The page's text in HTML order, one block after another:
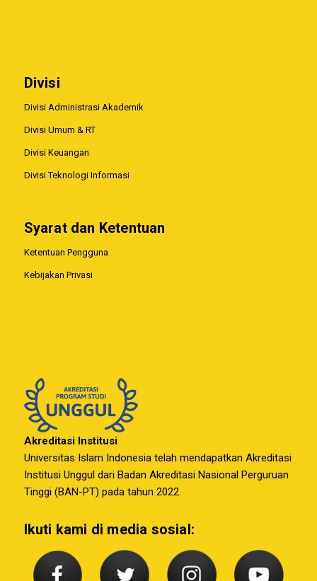
Divisi
Divisi Administrasi Akademik
Divisi Umum & RT
Divisi Keuangan
Divisi Teknologi Informasi
Syarat dan Ketentuan
Ketentuan Pengguna
Kebijakan Privasi
Akreditasi Institusi
Universitas Islam Indonesia telah mendapatkan Akreditasi
Institusi Unggul dari Badan Akreditasi Nasional Perguruan
Tinggi (BAN-PT) pada tahun 2022.
Ikuti kami di media sosial: